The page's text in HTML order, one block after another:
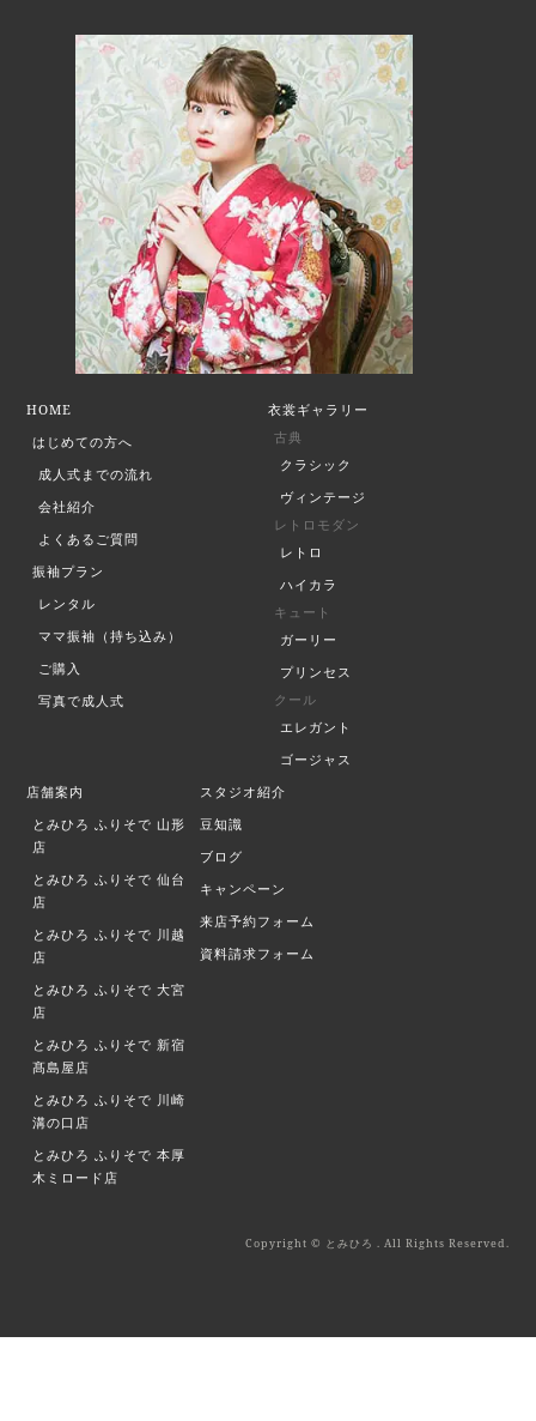
HOME
はじめての方へ
成人式までの流れ
会社紹介
よくあるご質問
振袖プラン
レンタル
ママ振袖（持ち込み）
ご購入
写真で成人式
衣裳ギャラリー
古典
クラシック
ヴィンテージ
レトロモダン
レトロ
ハイカラ
キュート
ガーリー
プリンセス
クール
エレガント
ゴージャス
店舗案内
とみひろ ふりそで 山形
店
とみひろ ふりそで仙台
店
とみひろ ふりそで 川越
店
とみひろ ふりそで大宮
店
とみひろ ふりそで 新宿
髙島屋店
とみひろ ふりそで 川崎
溝の口店
とみひろ ふりそで本厚
木ミロード店
スタジオ紹介
豆知識
ブログ
キャンペーン
来店予約フォーム
資料請求フォーム
Copyright © とみひろ . All Rights Reserved.